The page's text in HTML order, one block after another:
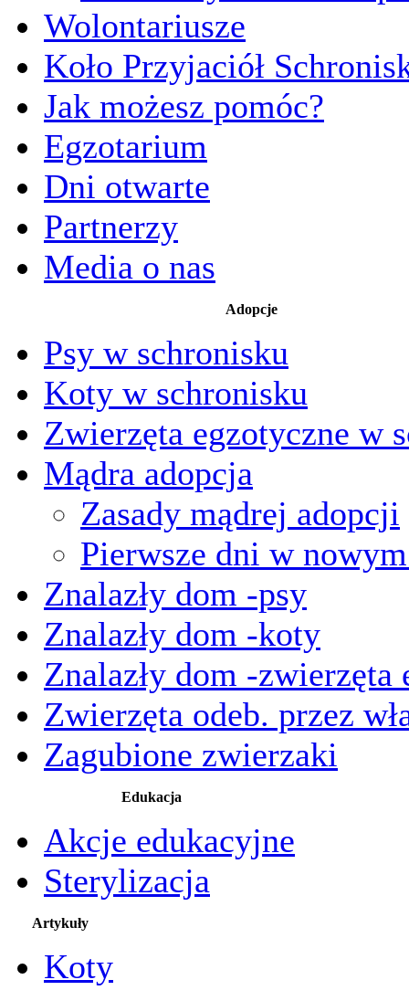
Wolontariusze
Koło Przyjaciół
Jak możesz pomóc?
Egzotarium
Dni otwarte
Partnerzy
Media o nas
Adopcje
Psy w schronisku
Koty w schronisku
Zwierzęta egzotyczne w
Mądra adopcja
Zasady mądrej adopcji
Pierwsze dni w
Znalazły dom -psy
Znalazły dom -koty
Znalazły dom -zwierzęta
Zwierzęta odeb. przez
Zagubione zwierzaki
Edukacja
Akcje edukacyjne
Sterylizacja
Artykuły
Koty